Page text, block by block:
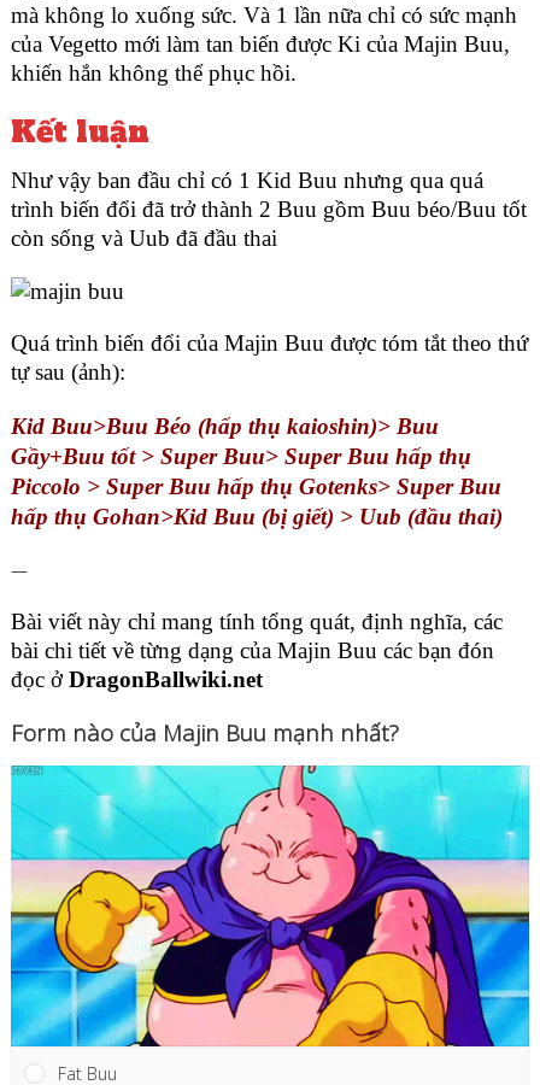
mà không lo xuống sức. Và 1 lần nữa chỉ có sức mạnh
của Vegetto mới làm tan biến được Ki của Majin Buu,
khiến hắn không thể phục hồi.
Kết luận
Như vậy ban đầu chỉ có 1 Kid Buu nhưng qua quá
trình biến đổi đã trở thành 2 Buu gồm Buu béo/Buu tốt
còn sống và Uub đã đầu thai
Quá trình biến đổi của Majin Buu được tóm tắt theo thứ
tự sau (ảnh):
Kid Buu>Buu Béo (hấp thụ kaioshin)> Buu
Gầy+Buu tốt > Super Buu> Super Buu hấp thụ
Piccolo > Super Buu hấp thụ Gotenks> Super Buu
hấp thụ Gohan>Kid Buu (bị giết) > Uub (đầu thai)
—
Bài viết này chỉ mang tính tổng quát, định nghĩa, các
bài chi tiết về từng dạng của Majin Buu các bạn đón
đọc ởDragonBallwiki.net
Form nào của Majin Buu mạnh nhất?
Fat Buu